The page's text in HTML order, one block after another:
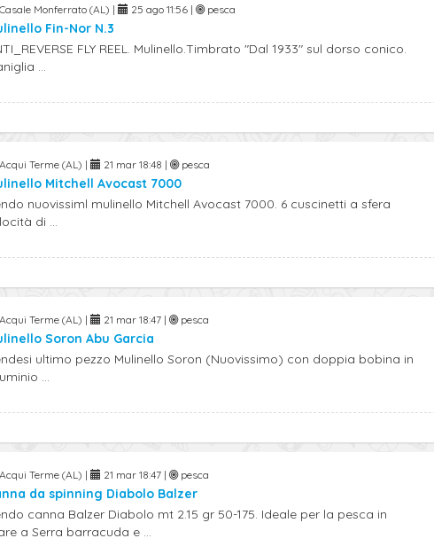
Casale Monferrato (AL) | 25 ago 11:56 | pesca
Fin-Nor N.3
FLY REEL. Mulinello.Timbrato "Dal 1933" sul dorso conico.
...
Acqui Terme (AL) | 21 mar 18:48 | pesca
Mitchell Avocast 7000
nuovissiml mulinello Mitchell Avocast 7000. 6 cuscinetti a sfera
di ...
Acqui Terme (AL) | 21 mar 18:47 | pesca
Soron Abu Garcia
ultimo pezzo Mulinello Soron (Nuovissimo) con doppia bobina in
...
Acqui Terme (AL) | 21 mar 18:47 | pesca
da spinning Diabolo Balzer
canna Balzer Diabolo mt 2.15 gr 50-175. Ideale per la pesca in
a Serra barracuda e ...